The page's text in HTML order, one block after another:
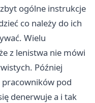
ogólne instrukcje
co należy do ich
Wielu
z lenistwa nie mówi
Później
pracowników pod
denerwuje a i tak